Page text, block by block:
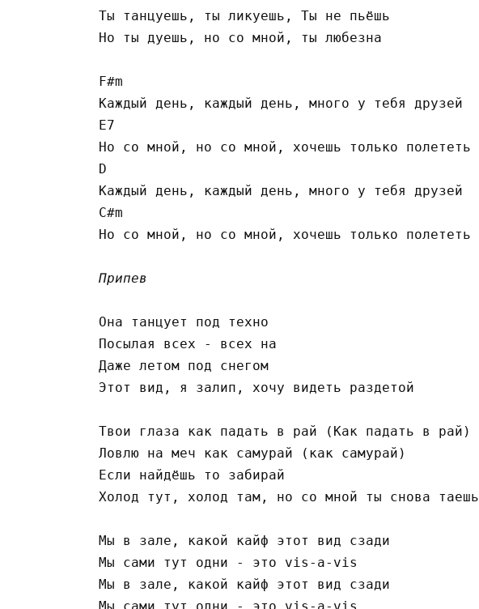
Ты танцуешь, ты ликуешь, Ты не пьёшь
Но ты дуешь, но со мной, ты любезна
F#m
Каждый день, каждый день, много у тебя друзей
E7
Но со мной, но со мной, хочешь только полететь
D
Каждый день, каждый день, много у тебя друзей
C#m
Но со мной, но со мной, хочешь только полететь
Припев
Она танцует под техно
Посылая всех - всех на
Даже летом под снегом
Этот вид, я залип, хочу видеть раздетой
Твои глаза как падать в рай (Как падать в рай)
Ловлю на меч как самурай (как самурай)
Если найдёшь то забирай
Холод тут, холод там, но со мной ты снова таешь
Мы в зале, какой кайф этот вид сзади
Мы сами тут одни - это vis-a-vis
Мы в зале, какой кайф этот вид сзади